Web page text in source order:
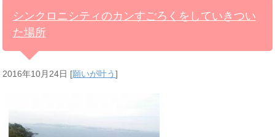
シンクロニシティのカンすごろくをしていきつい
た場所
2016年10月24日 [願いが叶う]